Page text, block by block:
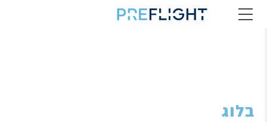
בלוג